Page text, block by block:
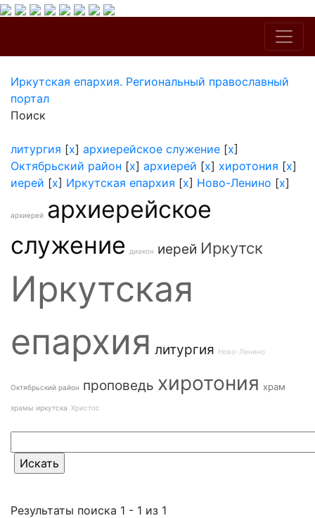
Иркутская епархия. Региональный православный
портал
Поиск
литургия [x] архиерейское служение [x]
Октябрьский район [x] архиерей [x] хиротония [x]
иерей [x] Иркутская епархия [x] Ново-Ленино [x]
архиерей архиерейское
служение
диакон иерей Иркутск
Иркутская
епархия литургия Ново-Ленино
Октябрьский район проповедь хиротония храм
храмы иркутска Христос
Результаты поиска 1 - 1 из 1